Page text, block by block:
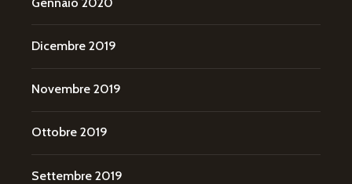
Dicembre 2019
Novembre 2019
Ottobre 2019
Settembre 2019